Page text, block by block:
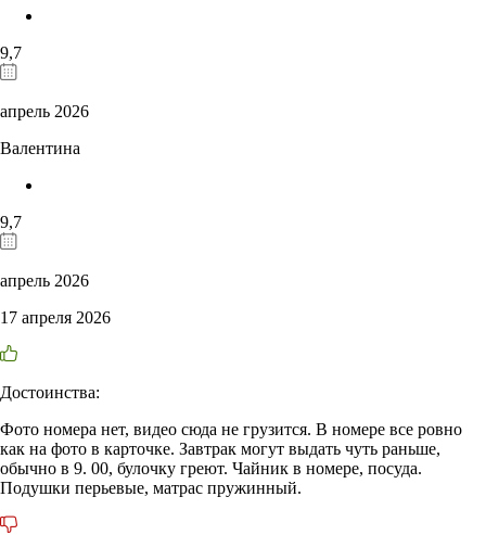
9,7
апрель 2026
Валентина
9,7
апрель 2026
17 апреля 2026
Достоинства:
Фото номера нет, видео сюда не грузится. В номере все ровно
как на фото в карточке. Завтрак могут выдать чуть раньше,
обычно в 9. 00, булочку греют. Чайник в номере, посуда.
Подушки перьевые, матрас пружинный.